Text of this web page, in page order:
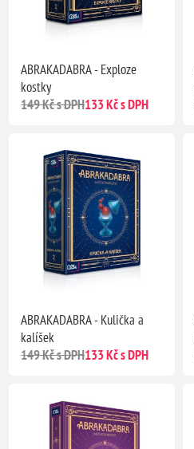
ABRAKADABRA - Exploze
kostky
149 Kč s DPH133 Kč s DPH
ABRAKADABRA - Kulička a
kalíšek
149 Kč s DPH133 Kč s DPH